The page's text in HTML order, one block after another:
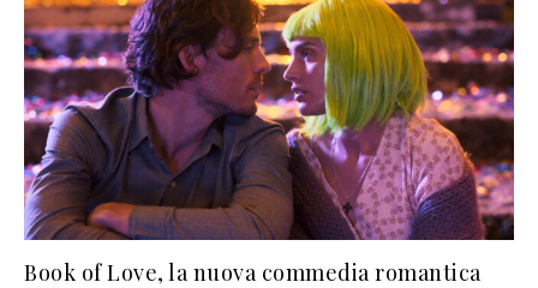
Book of Love, la nuova commedia romantica